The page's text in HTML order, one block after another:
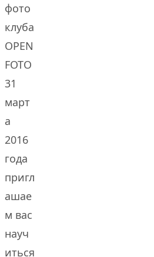
фото
клуба
OPEN
FOTO
31
март
а
2016
года
пригл
ашае
м вас
науч
иться